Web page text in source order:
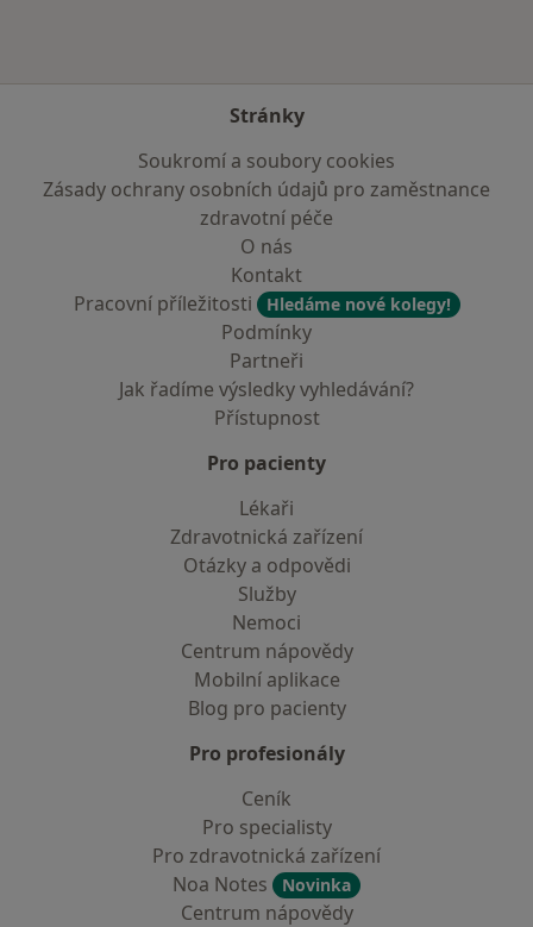
Stránky
Soukromí a soubory cookies
Zásady ochrany osobních údajů pro zaměstnance
zdravotní péče
O nás
Kontakt
Pracovní příležitosti
Hledáme nové kolegy!
Podmínky
Partneři
Jak řadíme výsledky vyhledávání?
Přístupnost
Pro pacienty
Lékaři
Zdravotnická zařízení
Otázky a odpovědi
Služby
Nemoci
Centrum nápovědy
Mobilní aplikace
Blog pro pacienty
Pro profesionály
Ceník
Pro specialisty
Pro zdravotnická zařízení
Noa Notes
Novinka
Centrum nápovědy